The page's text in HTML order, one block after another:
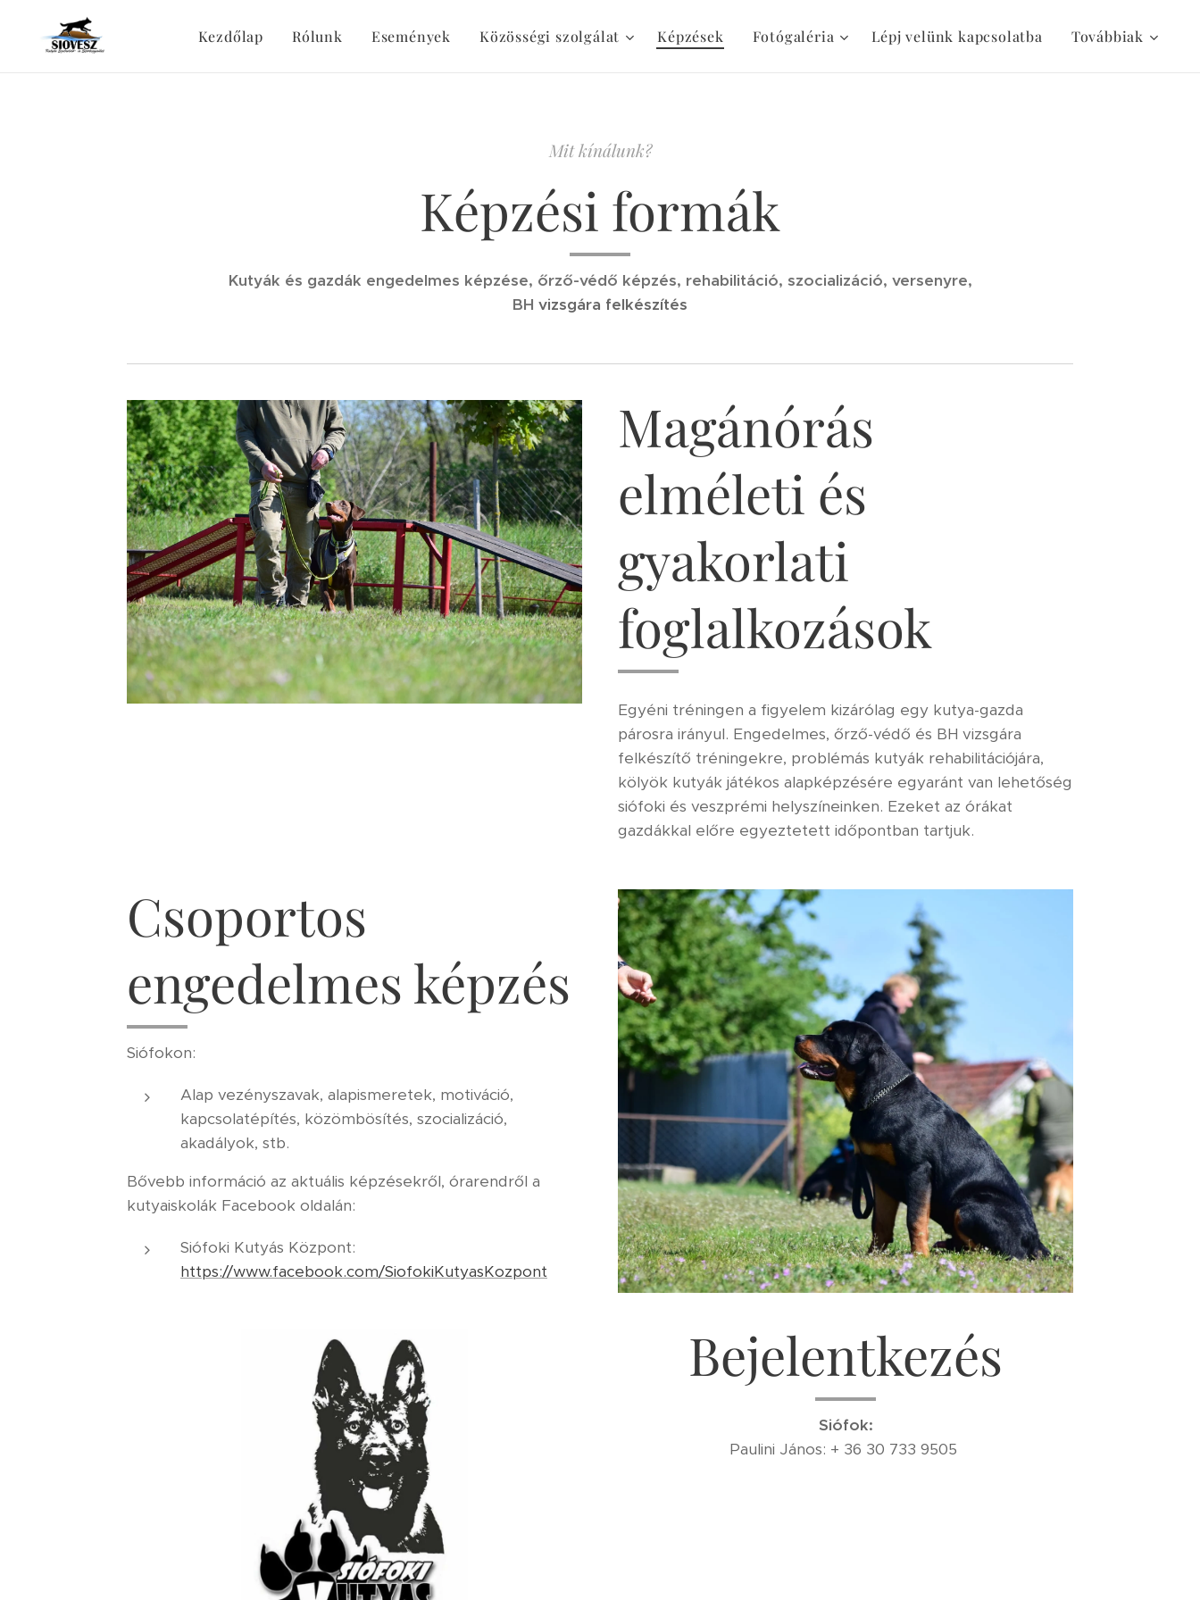
Kezdőlap Rólunk Események Közösségi szolgálat Képzések Fotógaléria Lépj velünk kapcsolatba Továbbiak
Mit kínálunk?
Képzési formák
Kutyák és gazdák engedelmes képzése, őrző-védő képzés, rehabilitáció, szocializáció, versenyre,
BH vizsgára felkészítés
Magánórás
elméleti és
gyakorlati
foglalkozások
Egyéni tréningen a figyelem kizárólag egy kutya-gazda
párosra irányul. Engedelmes, őrző-védő és BH vizsgára
felkészítő tréningekre, problémás kutyák rehabilitációjára,
kölyök kutyák játékos alapképzésére egyaránt van lehetőség
siófoki és veszprémi helyszíneinken. Ezeket az órákat
gazdákkal előre egyeztetett időpontban tartjuk.
Csoportos
engedelmes képzés
Siófokon:
Alap vezényszavak, alapismeretek, motiváció,
kapcsolatépítés, közömbösítés, szocializáció,
akadályok, stb.
Bővebb információ az aktuális képzésekről, órarendről a
kutyaiskolák Facebook oldalán:
Siófoki Kutyás Központ:
https://www.facebook.com/SiofokiKutyasKozpont
Bejelentkezés
Siófok:
Paulini János: + 36 30 733 9505